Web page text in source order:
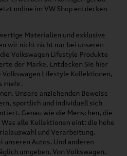
online im VW Shop entdecken
Materialien und exklusive
wir nicht nicht nur bei unseren
Volkswagen Lifestyle Produkte
der Marke. Entdecken Sie hier
Volkswagen Lifestyle Kollektionen,
mehr.
Unsere anziehenden Beweise
sportlich und individuell sich
Genau wie die Menschen, die
alle Kollektionen eint: die hohe
und Verarbeitung.
unseren Autos. Und anderen
umgeben. Von Volkswagen.